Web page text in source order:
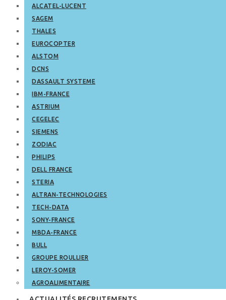
ALCATEL-LUCENT
SAGEM
THALES
EUROCOPTER
ALSTOM
DCNS
DASSAULT SYSTEME
IBM-FRANCE
ASTRIUM
CEGELEC
SIEMENS
ZODIAC
PHILIPS
DELL FRANCE
STERIA
ALTRAN-TECHNOLOGIES
TECH-DATA
SONY-FRANCE
MBDA-FRANCE
BULL
GROUPE ROULLIER
LEROY-SOMER
AGROALIMENTAIRE